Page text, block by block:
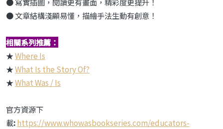
● 寫實插圖，閱讀更有畫面，精彩度更提升！
● 文章結構淺顯易懂，描繪手法生動有創意！
相關系列推薦：
★Where Is
★What Is the Story Of?
★What Was / Is
官方資源下
載:https://www.whowasbookseries.com/educators-